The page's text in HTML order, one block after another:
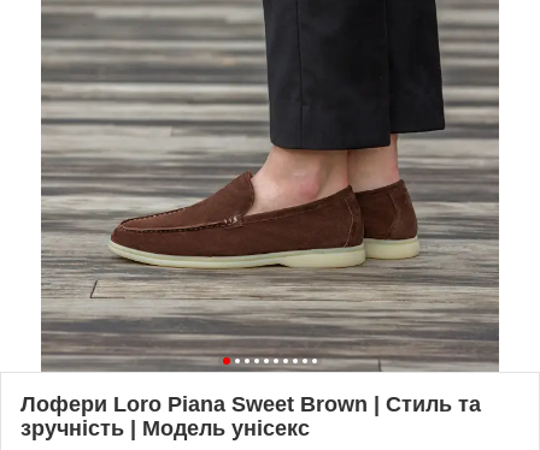
Лофери Loro Piana Sweet Brown | Стиль та
зручність | Модель унісекс